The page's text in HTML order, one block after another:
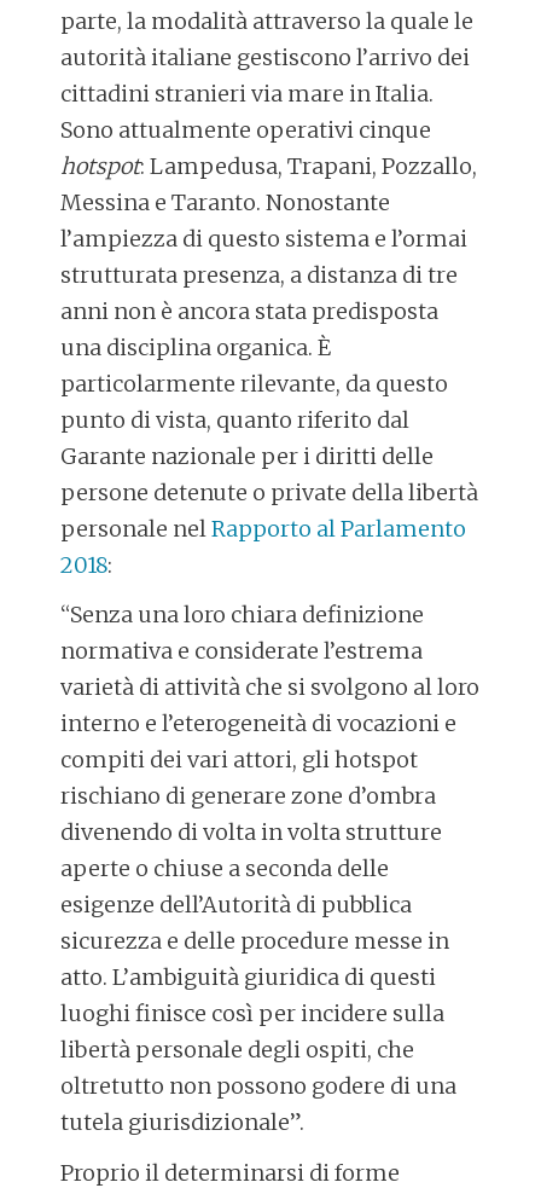
parte, la modalità attraverso la quale le
autorità italiane gestiscono l’arrivo dei
cittadini stranieri via mare in Italia.
Sono attualmente operativi cinque
hotspot: Lampedusa, Trapani, Pozzallo,
Messina e Taranto. Nonostante
l’ampiezza di questo sistema e l’ormai
strutturata presenza, a distanza di tre
anni non è ancora stata predisposta
una disciplina organica. È
particolarmente rilevante, da questo
punto di vista, quanto riferito dal
Garante nazionale per i diritti delle
persone detenute o private della libertà
personale nelRapporto al Parlamento
2018:
“Senza una loro chiara definizione
normativa e considerate l’estrema
varietà di attività che si svolgono al loro
interno e l’eterogeneità di vocazioni e
compiti dei vari attori, gli hotspot
rischiano di generare zone d’ombra
divenendo di volta in volta strutture
aperte o chiuse a seconda delle
esigenze dell’Autorità di pubblica
sicurezza e delle procedure messe in
atto. L’ambiguità giuridica di questi
luoghi finisce così per incidere sulla
libertà personale degli ospiti, che
oltretutto non possono godere di una
tutela giurisdizionale”.
Proprio il determinarsi di forme